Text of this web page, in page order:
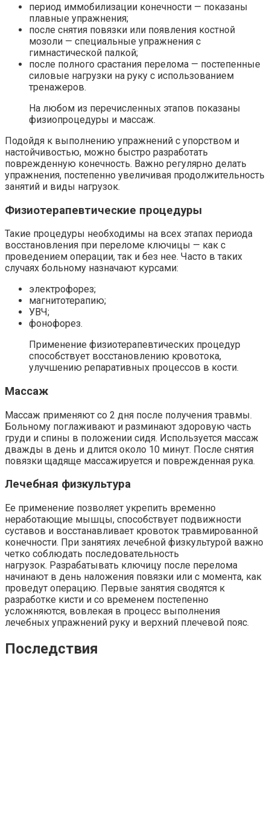
период иммобилизации конечности — показаны
плавные упражнения;
после снятия повязки или появления костной
мозоли — специальные упражнения с
гимнастической палкой;
после полного срастания перелома — постепенные
силовые нагрузки на руку с использованием
тренажеров.
На любом из перечисленных этапов показаны
физиопроцедуры и массаж.
Подойдя к выполнению упражнений с упорством и
настойчивостью, можно быстро разработать
поврежденную конечность. Важно регулярно делать
упражнения, постепенно увеличивая продолжительность
занятий и виды нагрузок.
Физиотерапевтические процедуры
Такие процедуры необходимы на всех этапах периода
восстановления при переломе ключицы — как с
проведением операции, так и без нее. Часто в таких
случаях больному назначают курсами:
электрофорез;
магнитотерапию;
УВЧ;
фонофорез.
Применение физиотерапевтических процедур
способствует восстановлению кровотока,
улучшению репаративных процессов в кости.
Массаж
Массаж применяют со 2 дня после получения травмы.
Больному поглаживают и разминают здоровую часть
груди и спины в положении сидя. Используется массаж
дважды в день и длится около 10 минут. После снятия
повязки щадяще массажируется и поврежденная рука.
Лечебная физкультура
Ее применение позволяет укрепить временно
неработающие мышцы, способствует подвижности
суставов и восстанавливает кровоток травмированной
конечности. При занятиях лечебной физкультурой важно
четко соблюдать последовательность
нагрузок. Разрабатывать ключицу после перелома
начинают в день наложения повязки или с момента, как
проведут операцию. Первые занятия сводятся к
разработке кисти и со временем постепенно
усложняются, вовлекая в процесс выполнения
лечебных упражнений руку и верхний плечевой пояс.
Последствия